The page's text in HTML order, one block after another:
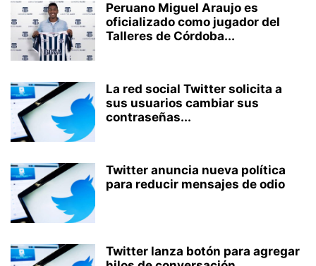
Peruano Miguel Araujo es
oficializado como jugador del
Talleres de Córdoba...
La red social Twitter solicita a
sus usuarios cambiar sus
contraseñas...
Twitter anuncia nueva política
para reducir mensajes de odio
Twitter lanza botón para agregar